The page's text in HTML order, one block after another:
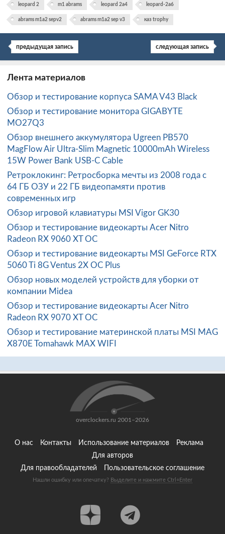
leopard 2 m1 abrams leopard 2a4 leopard-2a6
abrams m1a2 sepv2 abrams m1a2 sep v3 каз trophy
предыдущая запись следующая запись
Лента материалов
Обзор и тестирование корпуса SAMA V43 Black
Обзор и тестирование монитора GIGABYTE
MO27Q3
Обзор внешнего аккумулятора Ugreen PB570
MagFlow Air Ultra-Slim Magnetic 10000mAh Wireless
15W Power Bank USB-C Cable
Ретроклокинг: Ретросборка мечты из 2008 года с
64 ГБ ОЗУ и 22 ГБ видеопамяти против
современных игр
Обзор игровой клавиатуры MSI Vigor GK30
Обзор и тестирование видеокарты Acer Nitro
Radeon RX 9060 XT OC
Обзор и тестирование видеокарты MSI GeForce RTX
5060 Ti 8G Ventus 2X OC Plus
Обзор новых моделей устройств для уборки от
компании Midea
Обзор и тестирование видеокарты Acer Nitro
Radeon RX 9070 XT OC
Обзор и тестирование материнской платы MSI MAG
X870E Tomahawk MAX WIFI
overclockers.ru 2001–2026
О нас Контакты Использование материалов
Реклама
Для авторов
Для правообладателей
Пользовательское соглашение
Нашли ошибку или опечатку? Выделите и нажмите Ctrl+Enter